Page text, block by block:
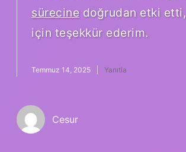
sürecinedoğrudan etki etti,
için teşekkür ederim.
Temmuz 14, 2025 Yanıtla
Cesur